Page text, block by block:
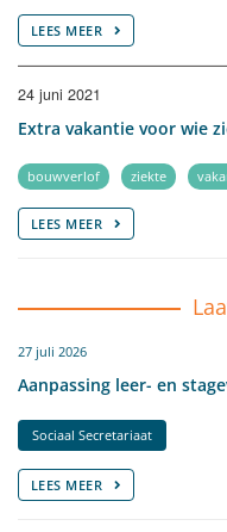
LEES MEER
24 juni 2021
Extra vakantie voor wie
bouwverlof ziekte
LEES MEER
27 juli 2026
Aanpassing leer- en
Sociaal Secretariaat
LEES MEER